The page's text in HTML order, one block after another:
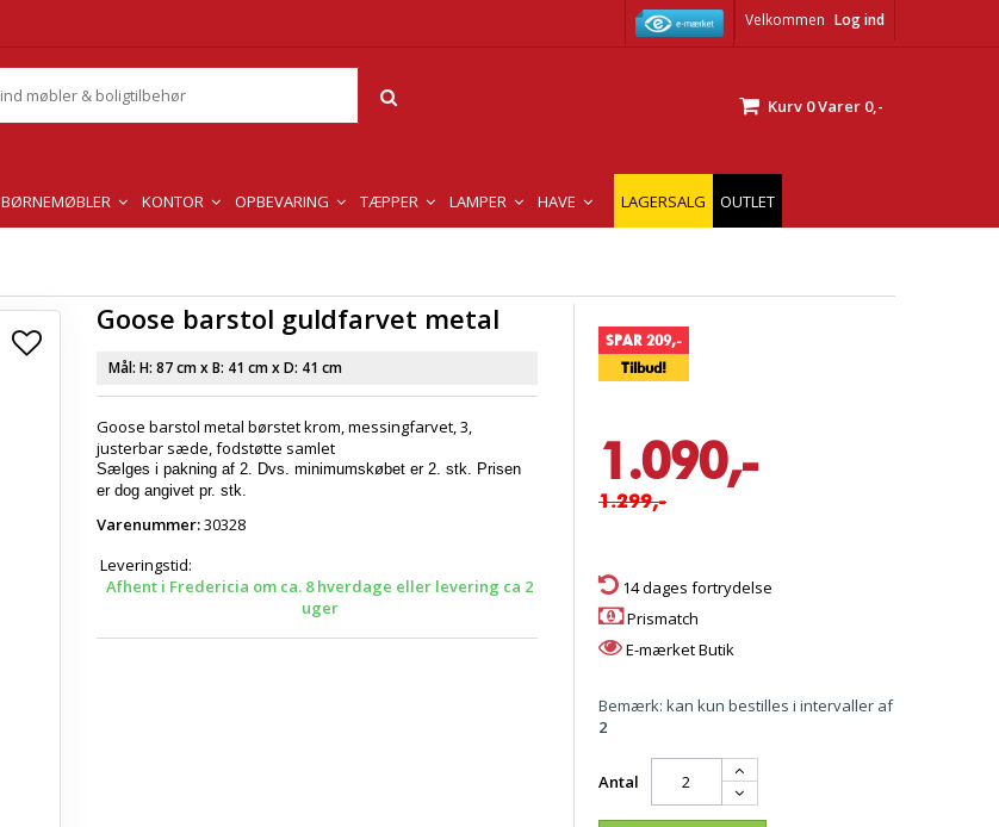
Velkommen Log ind
Kurv 0Varer 0,-
BØRNEMØBLER KONTOR OPBEVARING TÆPPER LAMPER HAVE LAGERSALG OUTLET
Goose barstol guldfarvet metal
Mål: H: 87 cmx B: 41 cmx D: 41 cm
Goose barstol metal børstet krom, messingfarvet, 3,
justerbar sæde, fodstøtte samlet
Sælges i pakning af 2. Dvs. minimumskøbet er 2. stk. Prisen
er dog angivet pr. stk.
Varenummer:30328
Leveringstid:
Afhent i Fredericia om ca. 8 hverdage eller levering ca 2
uger
SPAR 209,-
Tilbud!
1.090,-
1.299,-
14 dages fortrydelse
Prismatch
E-mærket Butik
Bemærk: kan kun bestilles i intervaller af
2
Antal